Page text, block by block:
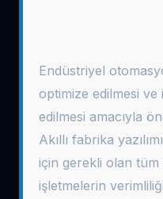
Endüstriyel
optimize edilmesi ve
edilmesi amacıyla
Akıllı fabrika
için gerekli olan tüm
işletmelerin